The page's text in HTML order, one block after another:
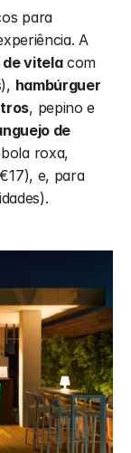
para
A
de vitela com
hambúrguer
, pepino e
de
roxa,
e, para